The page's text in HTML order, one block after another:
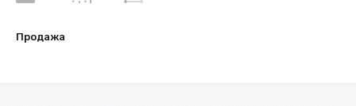
Продажа